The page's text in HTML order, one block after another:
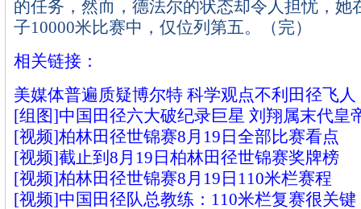
的任务，然而，德法尔的状态却令人担忧，她
子10000米比赛中，仅位列第五。（完）
相关链接：
美媒体普遍质疑博尔特 科学观点不利田径飞人
[组图]中国田径六大破纪录巨星 刘翔属末代皇
[视频]柏林田径世锦赛8月19日全部比赛看点
[视频]截止到8月19日柏林田径世锦赛奖牌榜
[视频]柏林田径世锦赛8月19日110米栏赛程
[视频]中国田径队总教练：110米栏复赛很关键